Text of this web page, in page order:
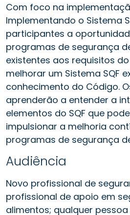
Com foco na
Implementando o Sistema
participantes a
programas de segurança
existentes aos requisitos do
melhorar um Sistema SQF
conhecimento do Código.
aprenderão a entender a
elementos do SQF que
impulsionar a melhoria
programas de segurança
Audiência
Novo profissional de
profissional de apoio em
alimentos; qualquer